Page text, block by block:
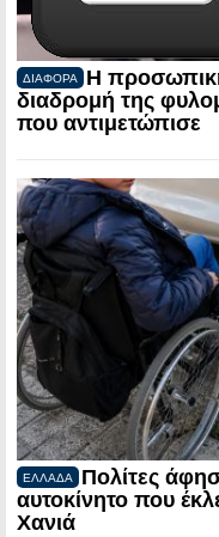
ΔΙΑΦΟΡΑ
Η
διαδρομή της
που αντιμετώπισε
ΕΛΛΑΔΑ
Πολίτες
αυτοκίνητο που
Χανιά